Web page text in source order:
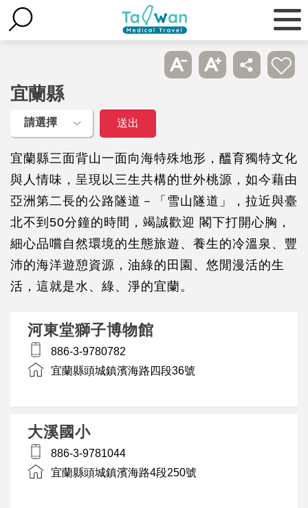
宜蘭縣
宜蘭縣三面背山一面向海特殊地形，醞育獨特文化
與人情味，呈現以三生共構的世外桃源，如今藉由
亞洲第二長的公路隧道－「雪山隧道」，拉近與臺
北不到50分鐘的時間，竭誠歡迎 閣下打開心胸，
細心品嚐自然環境的生態旅遊、養生的冷溫泉、豐
沛的海洋遊憩資源，油綠的田園、悠閒漫活的生
活，這就是水、綠、淨的宜蘭。
河東堂獅子博物館
886-3-9780782
宜蘭縣頭城鎮濱海路四段36號
大溪國小
886-3-9781044
宜蘭縣頭城鎮濱海路4段250號